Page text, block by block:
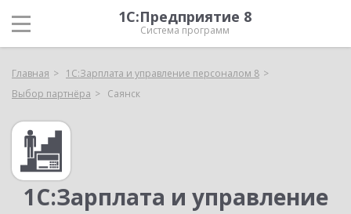
1С:Предприятие 8
Система программ
Главная
1С:Зарплата и управление персоналом 8
Выбор партнёра
Саянск
1С:Зарплата и управление